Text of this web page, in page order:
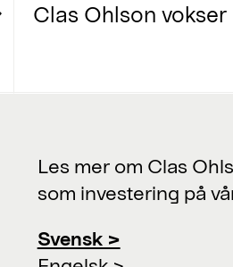
Clas Ohlson vokser
Les mer om Clas
som investering på
Svensk >